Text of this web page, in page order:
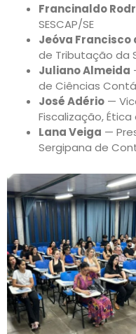
Francinaldo
SESCAP/SE
Jeóva Francisco
de Tributação da
Juliano Almeida
de Ciências
José Adério —
Fiscalização, Ética
Lana Veiga —
Sergipana de